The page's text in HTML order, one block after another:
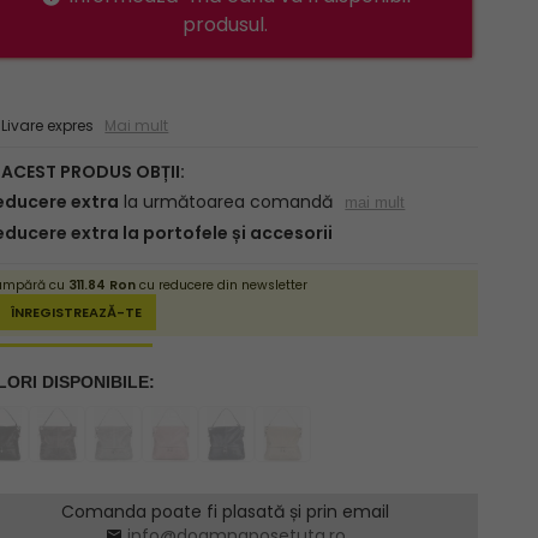
produsul.
expres Mai mult
Comanda poate fi plasată și prin email